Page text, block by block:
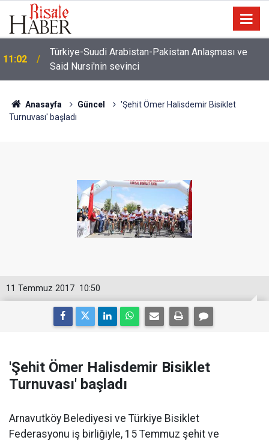
10:22
İmamdan, hutbe sırasında telefonla oynayan
cemaate tepki: Aşağı ineceğim!
Anasayfa Güncel
'Şehit Ömer Halisdemir Bisiklet
Turnuvası' başladı
10:50
11 Temmuz 2017
'Şehit Ömer Halisdemir Bisiklet
Turnuvası' başladı
Arnavutköy Belediyesi ve Türkiye Bisiklet
Federasyonu iş birliğiyle, 15 Temmuz şehit ve